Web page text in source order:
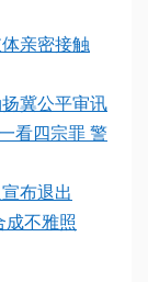
亲密接触
冀公平审讯
看四宗罪 警
布退出
成不雅照